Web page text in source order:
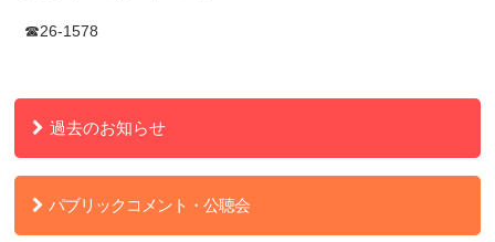
☎26-1578
過去のお知らせ
パブリックコメント・公聴会